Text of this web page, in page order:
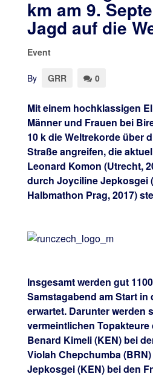
km am 9.
Jagd auf die
Event
By GRR 0
Mit einem hochklassigen
Männer und Frauen bei
10 k die Weltrekorde über
Straße angreifen, die
Leonard Komon (Utrecht,
durch Joyciline Jepkosgei
Halbmathon Prag, 2017)
Insgesamt werden gut
Samstagabend am Start in
erwartet. Darunter werden
vermeintlichen Topakteure
Benard Kimeli (KEN) bei
Violah Chepchumba
Jepkosgei (KEN) bei den